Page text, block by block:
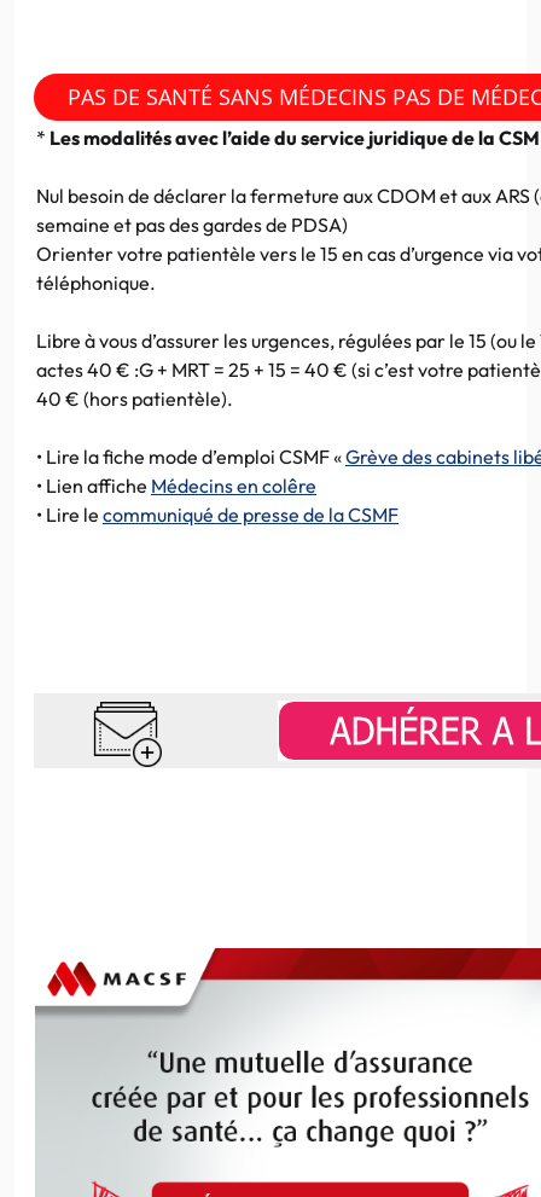
PAS DE SANTÉ SANS MÉDECINS PAS DE
* Les modalités avec l’aide du service juridique de la
Nul besoin de déclarer la fermeture aux CDOM et aux ARS
semaine et pas des gardes de PDSA)
Orienter votre patientèle vers le 15 en cas d’urgence via
téléphonique.
Libre à vous d’assurer les urgences, régulées par le 15 (ou le
actes 40 € :G + MRT = 25 + 15 = 40 € (si c’est votre
40 € (hors patientèle).
• Lire la fiche mode d’emploi CSMF «Grève des cabinets
• Lien affiche Médecins en colêre
• Lire le communiqué de presse de la CSMF